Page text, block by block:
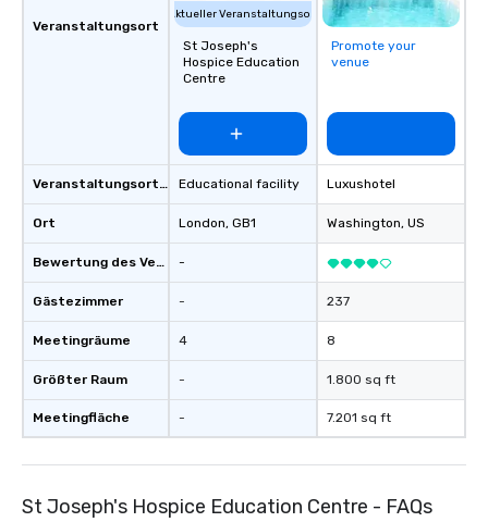
Veranstaltungsort
Veranstaltungsortstyp
Ort
Bewertung des Veranstaltungsortes
Gästezimmer
Meetingräume
Größter Raum
Meetingfläche
Aktueller Veranstaltungsort
St Joseph's
Hospice Education
Centre
Educational facility
London, GB1
-
-
4
-
-
Promote your
venue
Luxushotel
Washington, US
237
8
1.800 sq ft
7.201 sq ft
St Joseph's Hospice Education Centre - FAQs